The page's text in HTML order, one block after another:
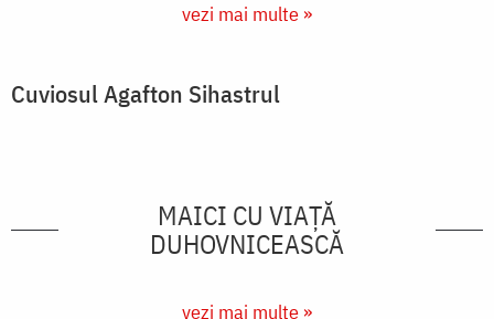
vezi mai multe »
Cuviosul Agafton Sihastrul
MAICI CU VIAȚĂ
DUHOVNICEASCĂ
vezi mai multe »